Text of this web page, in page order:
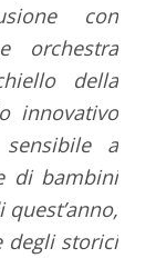
con
orchestra
della
innovativo
a
di bambini
degli storici